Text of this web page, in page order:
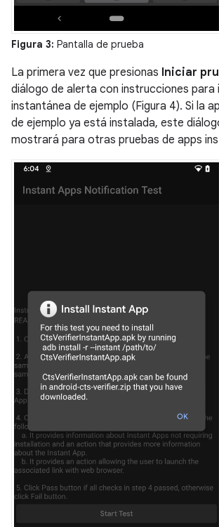
Figura 3: Pantalla de prueba
La primera vez que presionas Iniciar
diálogo de alerta con instrucciones para
instantánea de ejemplo (Figura 4). Si la
de ejemplo ya está instalada, este
mostrará para otras pruebas de apps